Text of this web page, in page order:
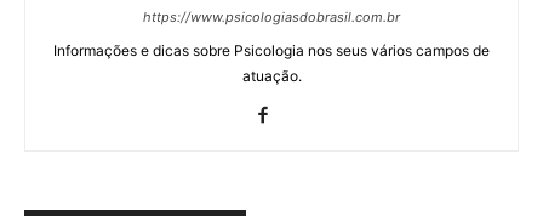
https://www.psicologiasdobrasil.com.br
Informações e dicas sobre Psicologia nos seus vários campos de
atuação.